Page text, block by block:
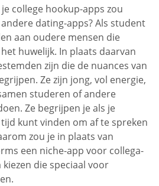
college hookup-apps zou
dating-apps? Als student
aan oudere mensen die
huwelijk. In plaats daarvan
zijn die de nuances van
Ze zijn jong, vol energie,
studeren of andere
Ze begrijpen je als je
kunt vinden om af te spreken
zou je in plaats van
een niche-app voor collega-
die speciaal voor